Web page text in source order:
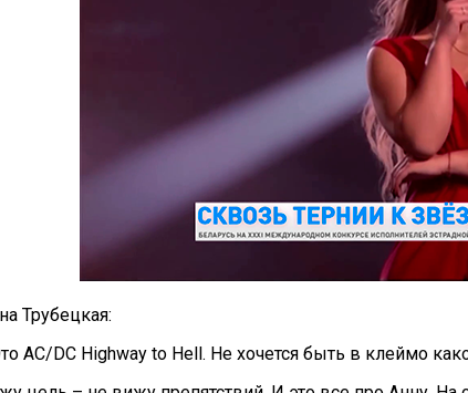
Трубецкая:
AC/DC Highway to Hell. Не хочется быть в клеймо